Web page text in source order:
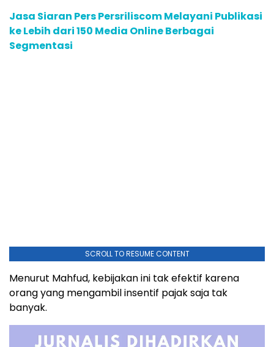
Jasa Siaran Pers Persriliscom Melayani Publikasi
ke Lebih dari 150 Media Online Berbagai
Segmentasi
SCROLL TO RESUME CONTENT
Menurut Mahfud, kebijakan ini tak efektif karena
orang yang mengambil insentif pajak saja tak
banyak.